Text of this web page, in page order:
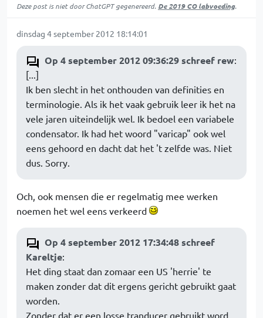
Deze post is niet door ChatGPT gegenereerd. De 2019 CO labvoeding.
dinsdag 4 september 2012 18:14:01
Op 4 september 2012 09:36:29 schreef rew:
[...]
Ik ben slecht in het onthouden van definities en
terminologie. Als ik het vaak gebruik leer ik het na
vele jaren uiteindelijk wel. Ik bedoel een variabele
condensator. Ik had het woord "varicap" ook wel
eens gehoord en dacht dat het 't zelfde was. Niet
dus. Sorry.
Och, ook mensen die er regelmatig mee werken
noemen het wel eens verkeerd
Op 4 september 2012 17:34:48 schreef
Kareltje:
Het ding staat dan zomaar een US 'herrie' te
maken zonder dat dit ergens gericht gebruikt gaat
worden.
Zonder dat er een losse tranducer gebruikt word